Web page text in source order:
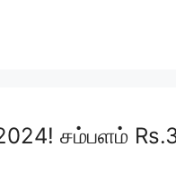
சம்பளம்